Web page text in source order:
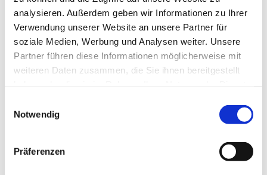
analysieren. Außerdem geben wir Informationen zu Ihrer
Verwendung unserer Website an unsere Partner für
soziale Medien, Werbung und Analysen weiter. Unsere
Partner führen diese Informationen möglicherweise mit
weiteren Daten zusammen, die Sie ihnen bereitgestellt
Notwendig
Präferenzen
(Plattdänisch für Anfänger).
PTI sponsert den Verein„Team Nordschleswig – Æ
Mannschafft“, der Faustball spielt, die nur von der
deutschen Minderheit in Dänemark gespielt wird.
Sehen Sie die Folgehier (nur in Dänisch).
Teilen auf Facebook
Teilen auf LinkedIn